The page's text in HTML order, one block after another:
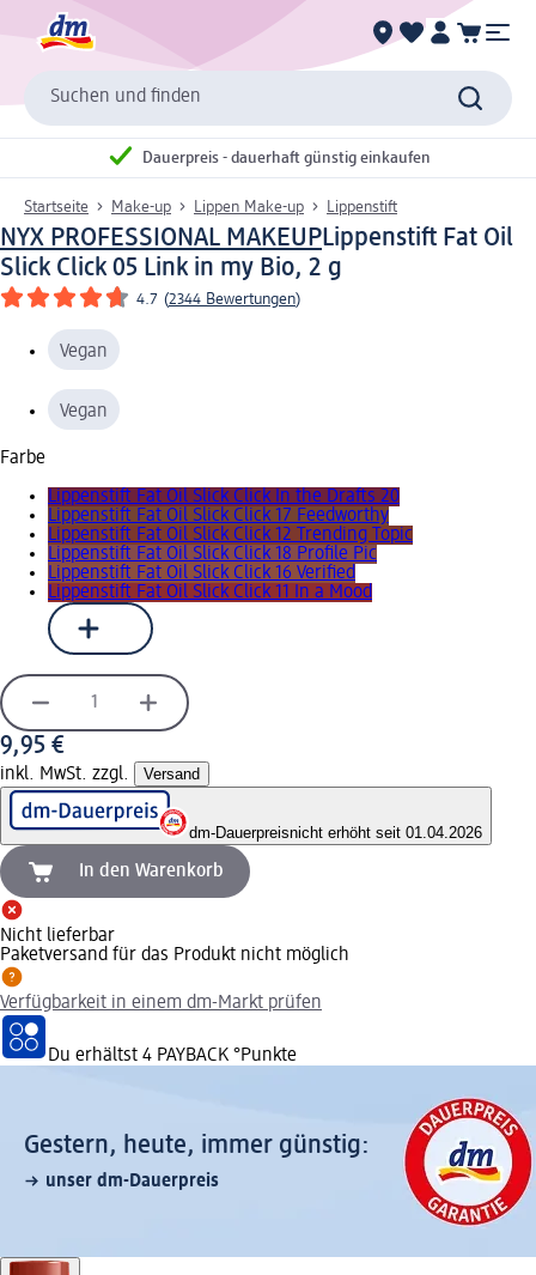
Suchen und finden
Dauerpreis - dauerhaft günstig einkaufen
Startseite Make-up Lippen Make-up Lippenstift
NYX PROFESSIONAL MAKEUPLippenstift Fat Oil
Slick Click 05 Link in my Bio, 2 g
4.7 (2344 Bewertungen)
Vegan
Vegan
Farbe
Lippenstift Fat Oil Slick Click In the Drafts 20
Lippenstift Fat Oil Slick Click 17 Feedworthy
Lippenstift Fat Oil Slick Click 12 Trending Topic
Lippenstift Fat Oil Slick Click 18 Profile Pic
Lippenstift Fat Oil Slick Click 16 Verified
Lippenstift Fat Oil Slick Click 11 In a Mood
9,95 €
inkl. MwSt. zzgl. Versand
dm-Dauerpreisnicht erhöht seit 01.04.2026
In den Warenkorb
Nicht lieferbar
Paketversand für das Produkt nicht möglich
Verfügbarkeit in einem dm-Markt prüfen
Du erhältst 4 PAYBACK °Punkte
Gestern, heute, immer günstig:
unser dm-Dauerpreis